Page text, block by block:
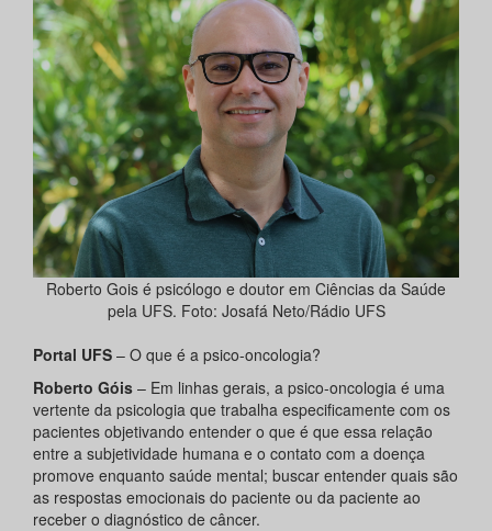
Roberto Gois é psicólogo e doutor em Ciências da Saúde
pela UFS. Foto: Josafá Neto/Rádio UFS
Portal UFS – O que é a psico-oncologia?
Roberto Góis – Em linhas gerais, a psico-oncologia é uma
vertente da psicologia que trabalha especificamente com os
pacientes objetivando entender o que é que essa relação
entre a subjetividade humana e o contato com a doença
promove enquanto saúde mental; buscar entender quais são
as respostas emocionais do paciente ou da paciente ao
receber o diagnóstico de câncer.